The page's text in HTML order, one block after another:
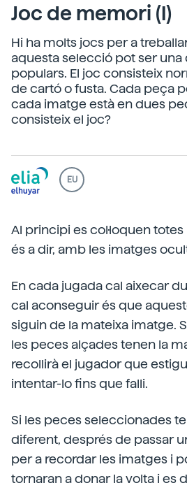
Joc de memori (I)
Hi ha molts jocs per a
aquesta selecció pot ser una
populars. El joc consisteix
de cartó o fusta. Cada peça
cada imatge està en dues
consisteix el joc?
EU
Al principi es col·loquen
és a dir, amb les imatges
En cada jugada cal aixecar
cal aconseguir és que
siguin de la mateixa imatge.
les peces alçades tenen la
recollirà el jugador que
intentar-lo fins que falli.
Si les peces seleccionades
diferent, després de passar
per a recordar les imatges i
tornaran a donar la volta i es